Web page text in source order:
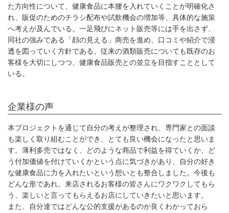
た方向性について、健康食品に本腰を入れていくことが明確化さ
れ、販促のためのチラシ配布や試飲機会の増加等、具体的な施策
へ考えが及んでいる。一足飛びにネット販売等には手を出さず、
同社の強みである「顔の見える」商売を進め、口コミや紹介で浸
透を図っていく方針である。従来の酒類販売についても既存のお
客様を大切にしつつ、健康食品販売との並立を目指すこととして
いる。
企業様の声
本プロジェクトを通じて自分の考えが整理され、専門家との面談
も楽しく取り組むことができ、とても良い機会になったと思いま
す。薄利多売ではなく、どのような商品で利益を得ていくか、ど
う付加価値を付けていくかという点に気づきがあり、自分の好き
な健康食品に力を入れたいという想いとも整合しました。今後も
どんな形であれ、来店されるお客様の皆さんにワクワクしてもら
う、楽しいと言ってもらえるお店にしていきたいと思います。
また、自分達ではどんな公的支援があるのか良くわかっておら